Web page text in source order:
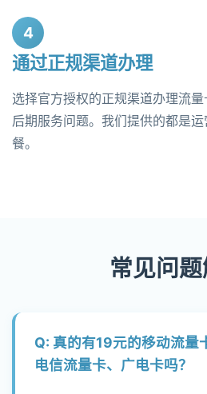
4
通过正规渠道办理
选择官方授权的正规渠道办理流
后期服务问题。我们提供的都是
餐。
常见问
Q: 真的有19元的移动流量
电信流量卡、广电卡吗？